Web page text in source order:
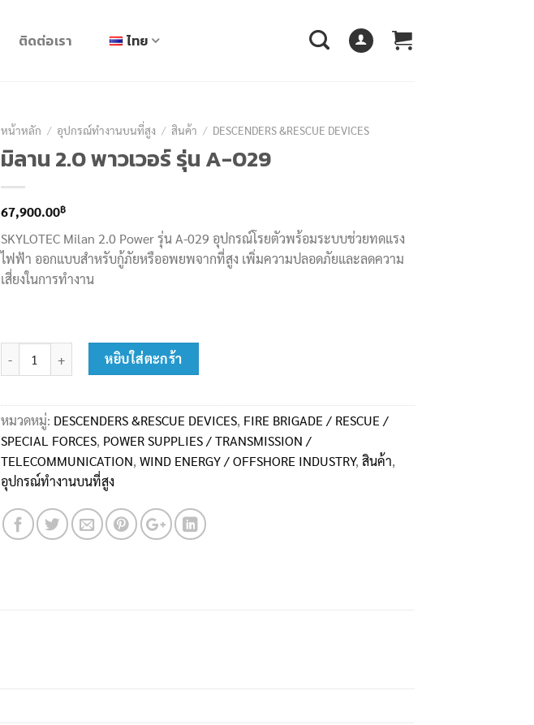
ติดต่อเรา ไทย
หน้าหลัก / อุปกรณ์ทำงานบนที่สูง / สินค้า / DESCENDERS &RESCUE DEVICES
มิลาน 2.0 พาวเวอร์ รุ่น A-029
67,900.00฿
SKYLOTEC Milan 2.0 Power รุ่น A-029 อุปกรณ์โรยตัวพร้อมระบบช่วยทดแรง
ไฟฟ้า ออกแบบสำหรับกู้ภัยหรืออพยพจากที่สูง เพิ่มความปลอดภัยและลดความ
เสี่ยงในการทำงาน
จำนวน มิลาน 2.0 พาวเวอร์ รุ่น A-029 ชิ้น
หยิบใส่ตะกร้า
หมวดหมู่: DESCENDERS &RESCUE DEVICES, FIRE BRIGADE / RESCUE /
SPECIAL FORCES, POWER SUPPLIES / TRANSMISSION /
TELECOMMUNICATION, WIND ENERGY / OFFSHORE INDUSTRY, สินค้า,
อุปกรณ์ทำงานบนที่สูง